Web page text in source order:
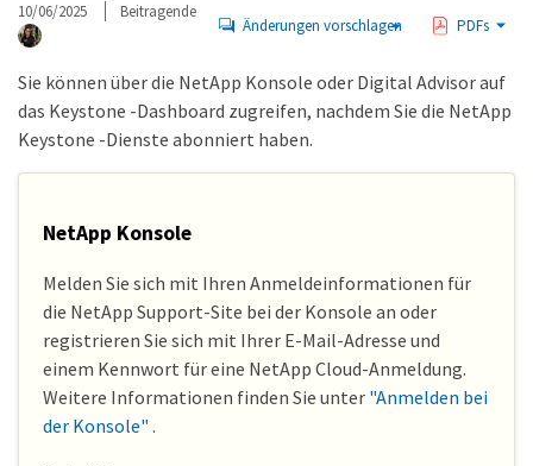
10/06/2025 Beitragende
Änderungen vorschlagen PDFs
Sie können über die NetApp Konsole oder Digital Advisor auf
das Keystone -Dashboard zugreifen, nachdem Sie die NetApp
Keystone -Dienste abonniert haben.
NetApp Konsole
Melden Sie sich mit Ihren Anmeldeinformationen für
die NetApp Support-Site bei der Konsole an oder
registrieren Sie sich mit Ihrer E-Mail-Adresse und
einem Kennwort für eine NetApp Cloud-Anmeldung.
Weitere Informationen finden Sie unter "Anmelden bei
der Konsole" .